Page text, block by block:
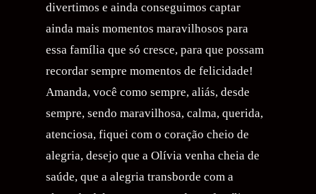
divertimos e ainda conseguimos captar
ainda mais momentos maravilhosos para
essa família que só cresce, para que possam
recordar sempre momentos de felicidade!
Amanda, você como sempre, aliás, desde
sempre, sendo maravilhosa, calma, querida,
atenciosa, fiquei com o coração cheio de
alegria, desejo que a Olívia venha cheia de
saúde, que a alegria transborde com a